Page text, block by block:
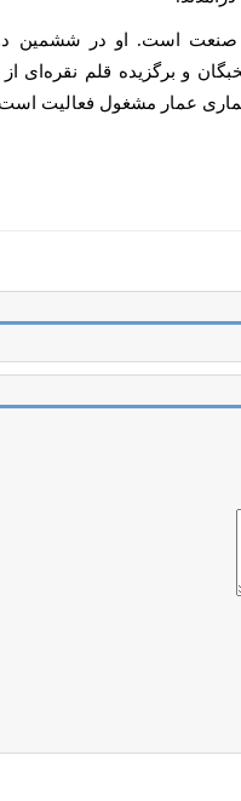
و صنعت است. او در ششمین
و برگزیده قلم نقره‌ای
عمار مشغول فعالیت